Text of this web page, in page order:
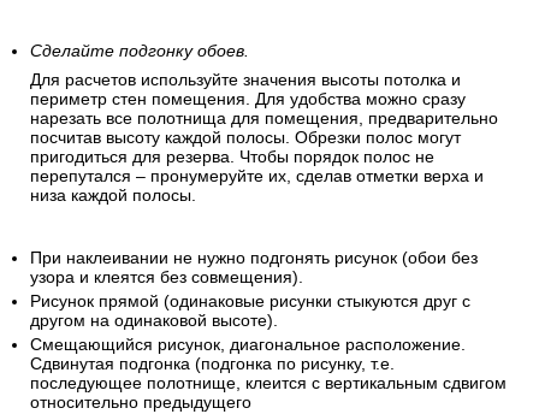
Сделайте подгонку обоев.
Для расчетов используйте значения высоты потолка и
периметр стен помещения. Для удобства можно сразу
нарезать все полотнища для помещения, предварительно
посчитав высоту каждой полосы. Обрезки полос могут
пригодиться для резерва. Чтобы порядок полос не
перепутался – пронумеруйте их, сделав отметки верха и
низа каждой полосы.
При наклеивании не нужно подгонять рисунок (обои без
узора и клеятся без совмещения).
Рисунок прямой (одинаковые рисунки стыкуются друг с
другом на одинаковой высоте).
Смещающийся рисунок, диагональное расположение.
Сдвинутая подгонка (подгонка по рисунку, т.е.
последующее полотнище, клеится с вертикальным сдвигом
относительно предыдущего